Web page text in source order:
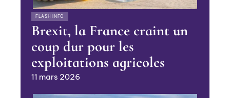
FLASH INFO
Brexit, la France craint un
coup dur pour les
exploitations agricoles
11 mars 2026